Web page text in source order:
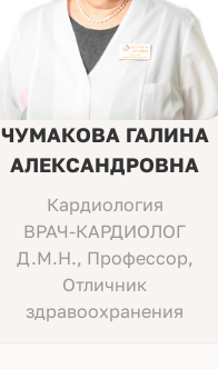
ЧУМАКОВА ГАЛИНА
АЛЕКСАНДРОВНА
Кардиология
ВРАЧ-КАРДИОЛОГ
Д.М.Н., Профессор,
Отличник
здравоохранения